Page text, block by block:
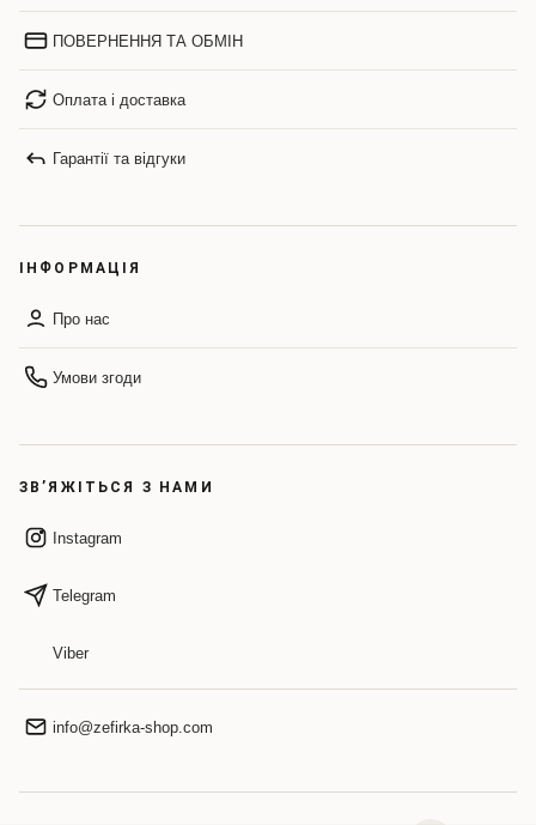
ПОВЕРНЕННЯ ТА ОБМІН
Оплата і доставка
Гарантії та відгуки
ІНФОРМАЦІЯ
Про нас
Умови згоди
ЗВ’ЯЖІТЬСЯ З НАМИ
Instagram
Telegram
Viber
info@zefirka-shop.com